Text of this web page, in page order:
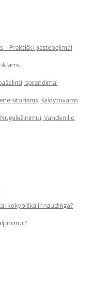
– Praktiški pastebėjimai
sprendimai
šaldytuvams
Vandenilio
kokybiška ir naudinga?